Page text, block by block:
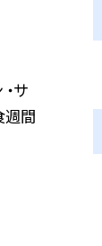
サ
週間